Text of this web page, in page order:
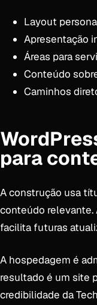
Layout
Apresentação
Áreas para
Conteúdo
Caminhos
para
A construção usa
conteúdo relevante.
facilita futuras
A hospedagem é
resultado é um site
credibilidade da